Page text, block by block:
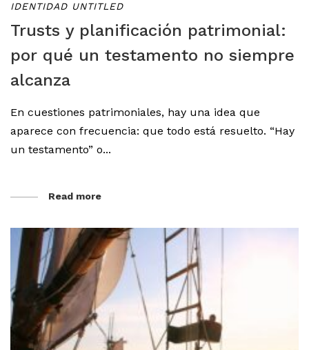
IDENTIDAD UNTITLED
Trusts y planificación patrimonial:
por qué un testamento no siempre
alcanza
En cuestiones patrimoniales, hay una idea que
aparece con frecuencia: que todo está resuelto. “Hay
un testamento” o...
Read more